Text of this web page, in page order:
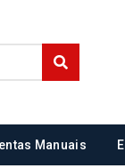
Manuais